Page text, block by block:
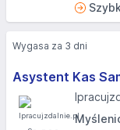
Asystent Kas
Wygasa za 3 dni